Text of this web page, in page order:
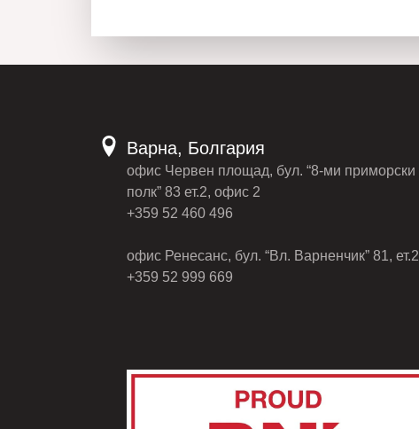
Варна, Болгария
офис Червен площад, бул. “8-ми приморски
полк” 83 ет.2, офис 2
+359 52 460 496
офис Ренесанс, бул. “Вл. Варненчик” 81, ет.2
+359 52 999 669